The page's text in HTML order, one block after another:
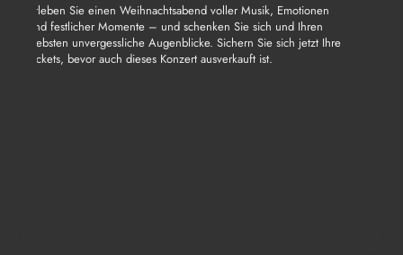
Erleben Sie einen Weihnachtsabend voller Musik, Emotionen
und festlicher Momente – und schenken Sie sich und Ihren
Liebsten unvergessliche Augenblicke. Sichern Sie sich jetzt Ihre
Tickets, bevor auch dieses Konzert ausverkauft ist.